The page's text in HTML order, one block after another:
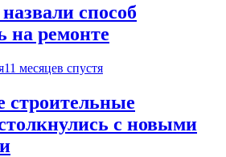
способ
на ремонте
11 месяцев спустя
строительные
с новыми